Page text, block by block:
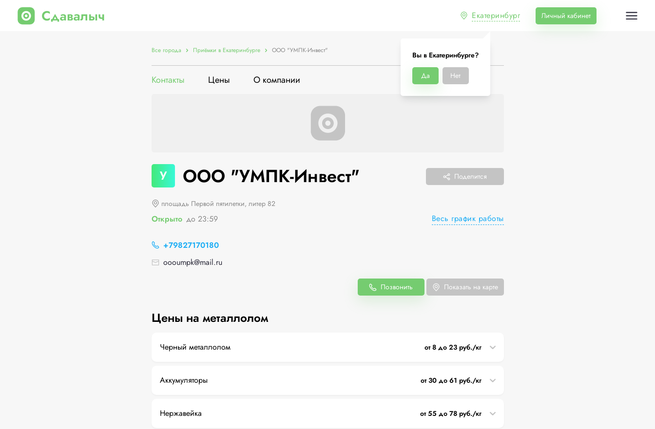
Екатеринбург
Вы в Екатеринбурге?
Да Нет
Личный кабинет
Все города Приёмки в Екатеринбурге ООО "УМПК-Инвест"
Контакты Цены О компании
У ООО "УМПК-Инвест" Поделится
площадь Первой пятилетки, литер 82
Открыто до 23:59 Весь график работы
+79827170180
oooumpk@mail.ru
Позвонить Показать на карте
Цены на металлолом
Черный металлолом от 8 до 23 руб./кг
Аккумуляторы от 30 до 61 руб./кг
Нержавейка от 55 до 78 руб./кг